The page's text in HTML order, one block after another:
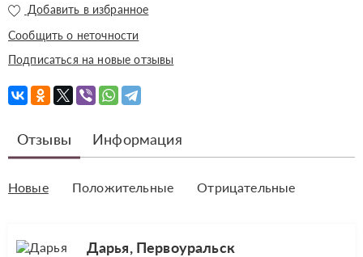
Добавить в избранное
Сообщить о неточности
Подписаться на новые отзывы
Отзывы Информация
Новые Положительные Отрицательные
Дарья, Первоуральск